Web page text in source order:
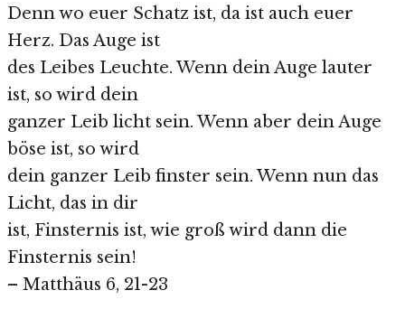
Denn wo euer Schatz ist, da ist auch euer
Herz. Das Auge ist
des Leibes Leuchte. Wenn dein Auge lauter
ist, so wird dein
ganzer Leib licht sein. Wenn aber dein Auge
böse ist, so wird
dein ganzer Leib finster sein. Wenn nun das
Licht, das in dir
ist, Finsternis ist, wie groß wird dann die
Finsternis sein!
– Matthäus 6, 21-23